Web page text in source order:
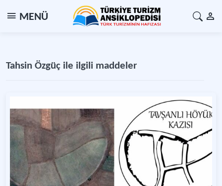
MENÜ
Tahsin Özgüç ile ilgili maddeler